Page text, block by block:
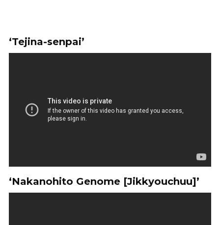
‘Tejina-senpai’
‘Nakanohito Genome [Jikkyouchuu]’